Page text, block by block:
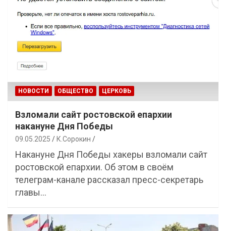
НОВОСТИ ОБЩЕСТВО ЦЕРКОВЬ
Взломали сайт ростовской епархии
накануне Дня Победы
09.05.2025 К.Сорокин
Накануне Дня Победы хакеры взломали сайт
ростовской епархии. Об этом в своём
телеграм-канале рассказал пресс-секретарь
главы…